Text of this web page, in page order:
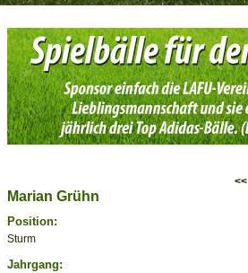
<<
Marian Grühn
Position:
Sturm
Jahrgang: